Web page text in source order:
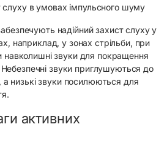
слуху в умовах імпульсного шуму
надійний захист слуху у
наприклад, у зонах стрільби, при
звуки для покращення
Небезпечні звуки приглушуються до
а низькі звуки посилюються для
активних